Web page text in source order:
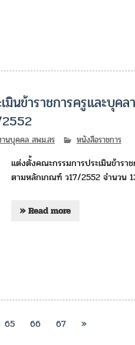
นข้าราชการครูและบุค
นบุคคล สพม.สร หนังสือราชการ
แต่งตั้งคณะกรรมการประเมินข้ารา
ตามหลักเกณฑ์ ว17/2552 จำนวน
» Read more
65 66 67 »